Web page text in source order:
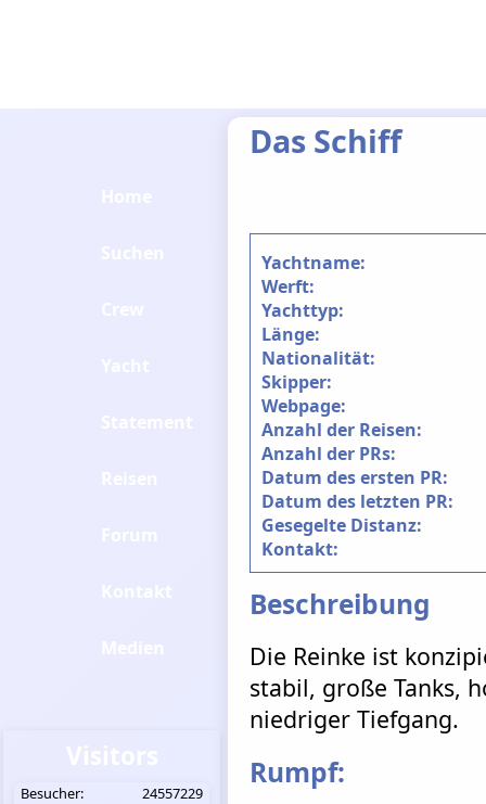
Das Schiff
Yachtname:
Werft:
Yachttyp:
Länge:
Nationalität:
Skipper:
Webpage:
Anzahl der Reisen:
Anzahl der PRs:
Datum des ersten PR:
Datum des letzten PR:
Gesegelte Distanz:
Kontakt:
Beschreibung
Die Reinke ist
stabil, große Tanks,
niedriger Tiefgang.
Rumpf:
Besucher:
24557229